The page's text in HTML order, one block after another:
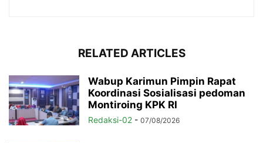
RELATED ARTICLES
Wabup Karimun Pimpin Rapat
Koordinasi Sosialisasi pedoman
Montiroing KPK RI
Redaksi-02 - 07/08/2026